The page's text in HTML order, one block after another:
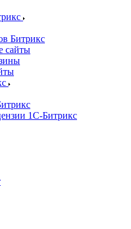
Битрикс
сайты
1С-Битрикс